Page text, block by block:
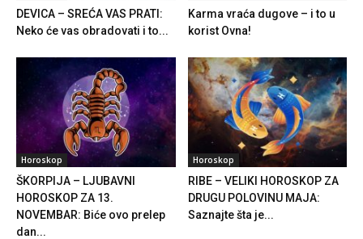
DEVICA – SREĆA VAS PRATI:
Neko će vas obradovati i to...
Karma vraća dugove – i to u
korist Ovna!
Horoskop
ŠKORPIJA – LJUBAVNI
HOROSKOP ZA 13.
NOVEMBAR: Biće ovo prelep
dan...
Horoskop
RIBE – VELIKI HOROSKOP ZA
DRUGU POLOVINU MAJA:
Saznajte šta je...